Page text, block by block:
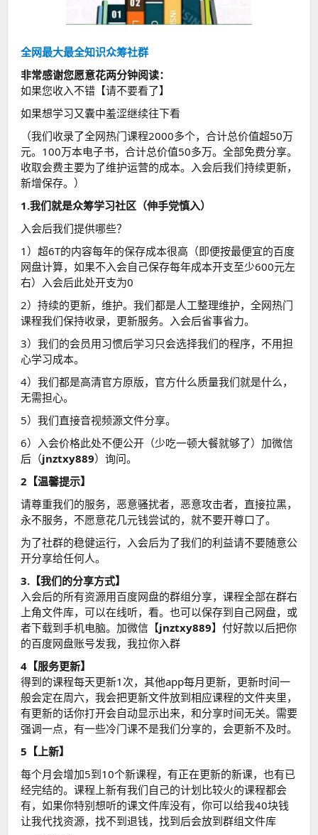
全网最大最全知识众筹社群
非常感谢您愿意花两分钟阅读：
如果您收入不错【请不要看了】
如果想学习又囊中羞涩继续往下看
（我们收录了全网热门课程2000多个，合计总价值超50万
元。100万本电子书，合计总价值50多万。全部免费分享。
收取会费主要为了维护运营的成本。入会后我们持续更新，
新增保存。）
1.我们就是众筹学习社区（伸手党慎入）
入会后我们提供哪些？
1）超6T的内容每年的保存成本很高（即便按最便宜的百度
网盘计算，如果不入会自己保存每年成本开支至少600元左
右）入会后此处开支为0
2）持续的更新，维护。我们都是人工整理维护，全网热门
课程我们保持收录，更新服务。入会后省事省力。
3）我们的会员用习惯后学习只会选择我们的程序，不用担
心学习成本。
4）我们都是高清官方原版，官方什么质量我们就是什么，
无需担心。
5）我们直接音视频源文件分享。
6）入会价格此处不便公开（少吃一顿大餐就够了）加微信
后（jnztxy889）询问。
2【温馨提示】
请尊重我们的服务，恶意骚扰者，恶意攻击者，直接拉黑，
永不服务，不愿意花几元钱尝试的，就不要开尊口了。
为了社群的稳健运行，入会后为了我们的利益请不要随意公
开分享给任何人。
3.【我们的分享方式】
入会后的所有资源用百度网盘的群组分享，课程全部在群右
上角文件库，可以在线听，看。也可以保存到自己网盘，或
者下载到手机电脑。加微信【jnztxy889】付好款以后把你
的百度网盘账号发我，我拉你入群
4【服务更新】
得到的课程每天更新1次，其他app每月更新，更新时间一
般会定在周六，我会把更新文件放到相应课程的文件夹里，
有更新的话你打开会自动显示出来，和分享时间无关。需要
强调一点，有一些冷门课不是我们分享的，会更新不及时。
5【上新】
每个月会增加5到10个新课程，有正在更新的新课，也有已
经完结的。课程上新有我们自己的计划比较火的课程都会
有，如果你特别想听的课文件库没有，你可以给我40块钱
让我代找资源，找不到退钱，找到后会放到群组文件库